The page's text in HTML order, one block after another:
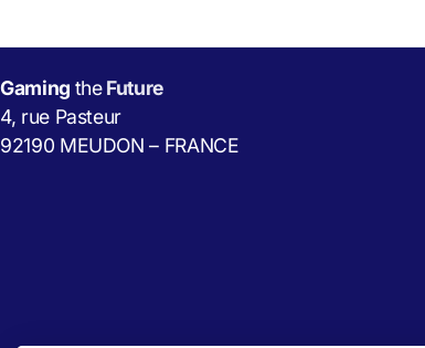
Gaming theFuture
4, rue Pasteur
92190 MEUDON – FRANCE